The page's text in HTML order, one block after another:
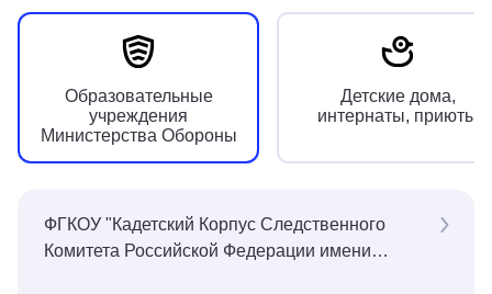
Образовательные
учреждения
Министерства Обороны
Детские дома,
интернаты, приюты
ФГКОУ "Кадетский Корпус Следственного
Комитета Российской Федерации имени